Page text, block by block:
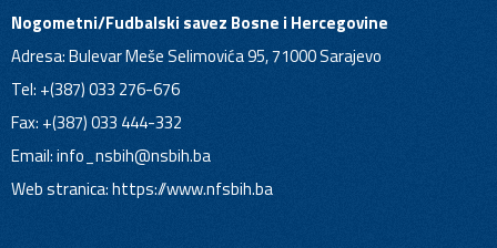
Nogometni/Fudbalski savez Bosne i Hercegovine
Adresa: Bulevar Meše Selimovića 95, 71000 Sarajevo
Tel: +(387) 033 276-676
Fax: +(387) 033 444-332
Email:info_nsbih@nsbih.ba
Web stranica: https://www.nfsbih.ba